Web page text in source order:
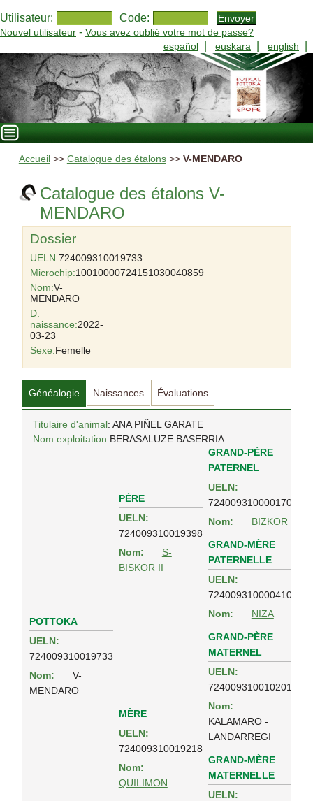
Utilisateur: Code:
Nouvel utilisateur - Vous avez oublié votre mot de passe?
español
euskara english
Accueil >> Catalogue des étalons>> V-MENDARO
Catalogue des étalons V-
MENDARO
Dossier
UELN:724009310019733
Microchip:10010000724151030040859
Nom:V-
MENDARO
D.
naissance:2022-
03-23
Sexe:Femelle
Généalogie Naissances Évaluations
Titulaire d'animal: ANA PIÑEL GARATE
Nom exploitation:BERASALUZE BASERRIA
POTTOKA
UELN:
724009310019733
Nom:
V-
MENDARO
PÈRE
UELN:
724009310019398
Nom:
S-
BISKOR II
GRAND-PÈRE
PATERNEL
UELN:
724009310000170
Nom:
BIZKOR
GRAND-MÈRE
PATERNELLE
UELN:
724009310000410
Nom:
NIZA
MÈRE
UELN:
724009310019218
Nom:
QUILIMON
GRAND-PÈRE
MATERNEL
UELN:
724009310010201
Nom:
KALAMARO -
LANDARREGI
GRAND-MÈRE
MATERNELLE
UELN: